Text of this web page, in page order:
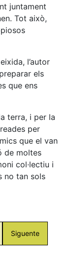
juntament
Tot això,
l’autor
els
que ens
terra, i per la
per
que el van
de moltes
col·lectiu i
no tan sols
Siguente